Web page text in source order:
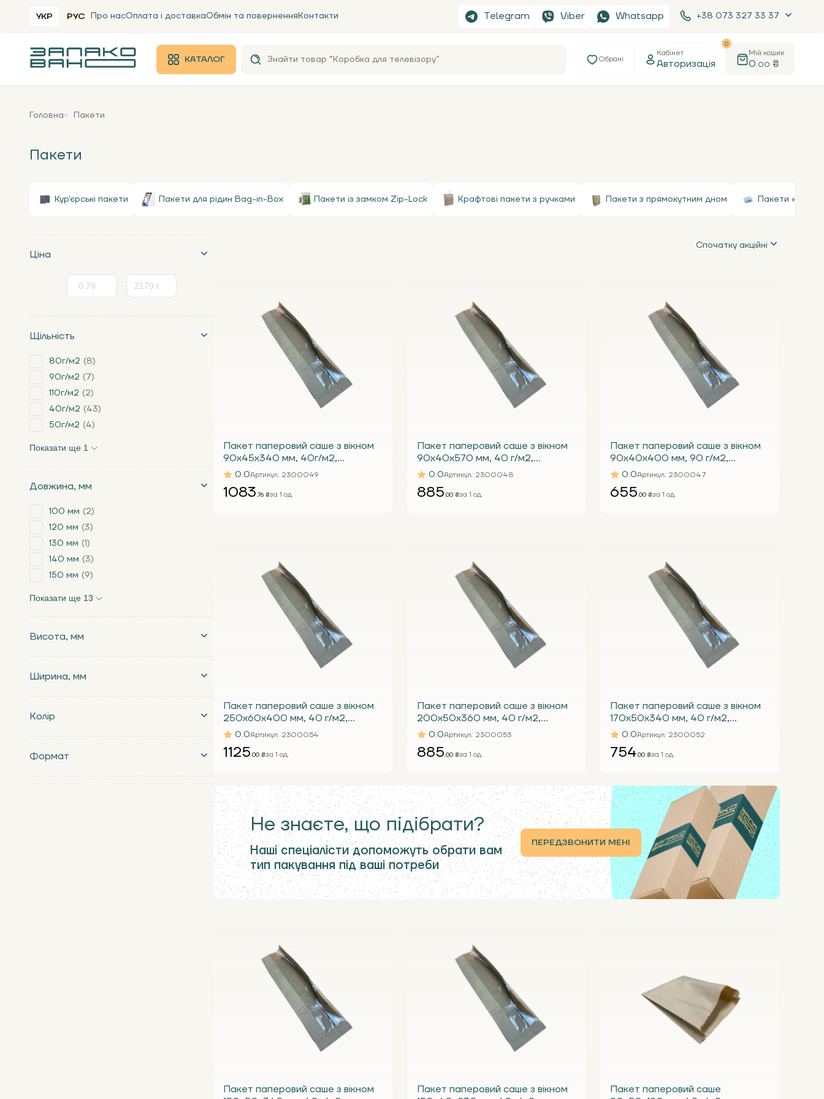
УКР РУС Про насОплата і доставкаОбмін та поверненняКонтакти Telegram Viber Whatsapp +38 073 327 33 37
КАТАЛОГ Обрані
Кабінет
Авторизація
0
Мій кошик
0.00 ₴
Головна Пакети
Пакети
Кур'єрські пакети Пакети для рідин Bag-in-Box Пакети із замком Zip-Lock Крафтові пакети з ручками Пакети з прямокутним дном Пакети
Ціна
-
Щільність
80г/м2
8
90г/м2
7
110г/м2
2
40г/м2
43
50г/м2
4
Показати ще 1
Довжина, мм
100 мм
2
120 мм
3
130 мм
1
140 мм
3
150 мм
9
Показати ще 13
Висота, мм
Ширина, мм
Колір
Формат
Спочатку акційні
Пакет паперовий саше з вікном
90х45х340 мм, 40г/м2,
крафтовий бурий з вікном 60 (уп.
0.0Артикул: 2300049
1083.76 ₴за 1 од.
Пакет паперовий саше з вікном
90х40х570 мм, 40 г/м2,
крафтовий бурий з вікном 30 (уп.
0.0Артикул: 2300048
885.00 ₴за 1 од.
Пакет паперовий саше з вікном
90х40х400 мм, 90 г/м2,
крафтовий бурий з вікном 30 (уп.
0.0Артикул: 2300047
655.00 ₴за 1 од.
Пакет паперовий саше з вікном
250х60х400 мм, 40 г/м2,
крафтовий бурий з вікном 80 (уп.
0.0Артикул: 2300054
1125.00 ₴за 1 од.
Пакет паперовий саше з вікном
200х50х360 мм, 40 г/м2,
крафтовий бурий з вікном 70 (уп.
0.0Артикул: 2300053
885.00 ₴за 1 од.
Пакет паперовий саше з вікном
170х50х340 мм, 40 г/м2,
крафтовий бурий з вікном 50 (уп.
0.0Артикул: 2300052
754.00 ₴за 1 од.
Не знаєте, що підібрати?
Наші спеціалісти допоможуть обрати вам
тип пакування під ваші потреби
ПЕРЕДЗВОНИТИ МЕНІ
Пакет паперовий саше з вікном
Пакет паперовий саше з вікном
Пакет паперовий саше